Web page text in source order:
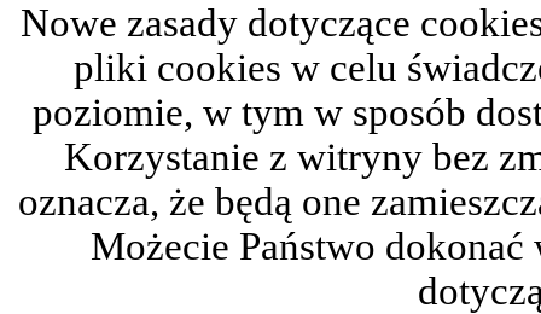
Nowe zasady dotyczące
pliki cookies w celu
poziomie, w tym w sposób
Korzystanie z witryny bez
oznacza, że będą one
Możecie Państwo